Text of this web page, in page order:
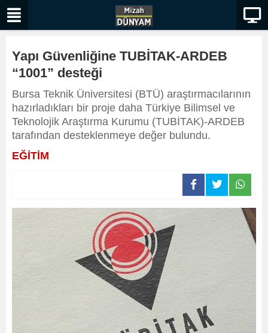
Yapı Güvenliğine TUBİTAK-ARDEB
“1001” desteği
Bursa Teknik Üniversitesi (BTÜ) araştırmacılarının
hazırladıkları bir proje daha Türkiye Bilimsel ve
Teknolojik Araştırma Kurumu (TUBİTAK)-ARDEB
tarafından desteklenmeye değer bulundu.
EĞİTİM